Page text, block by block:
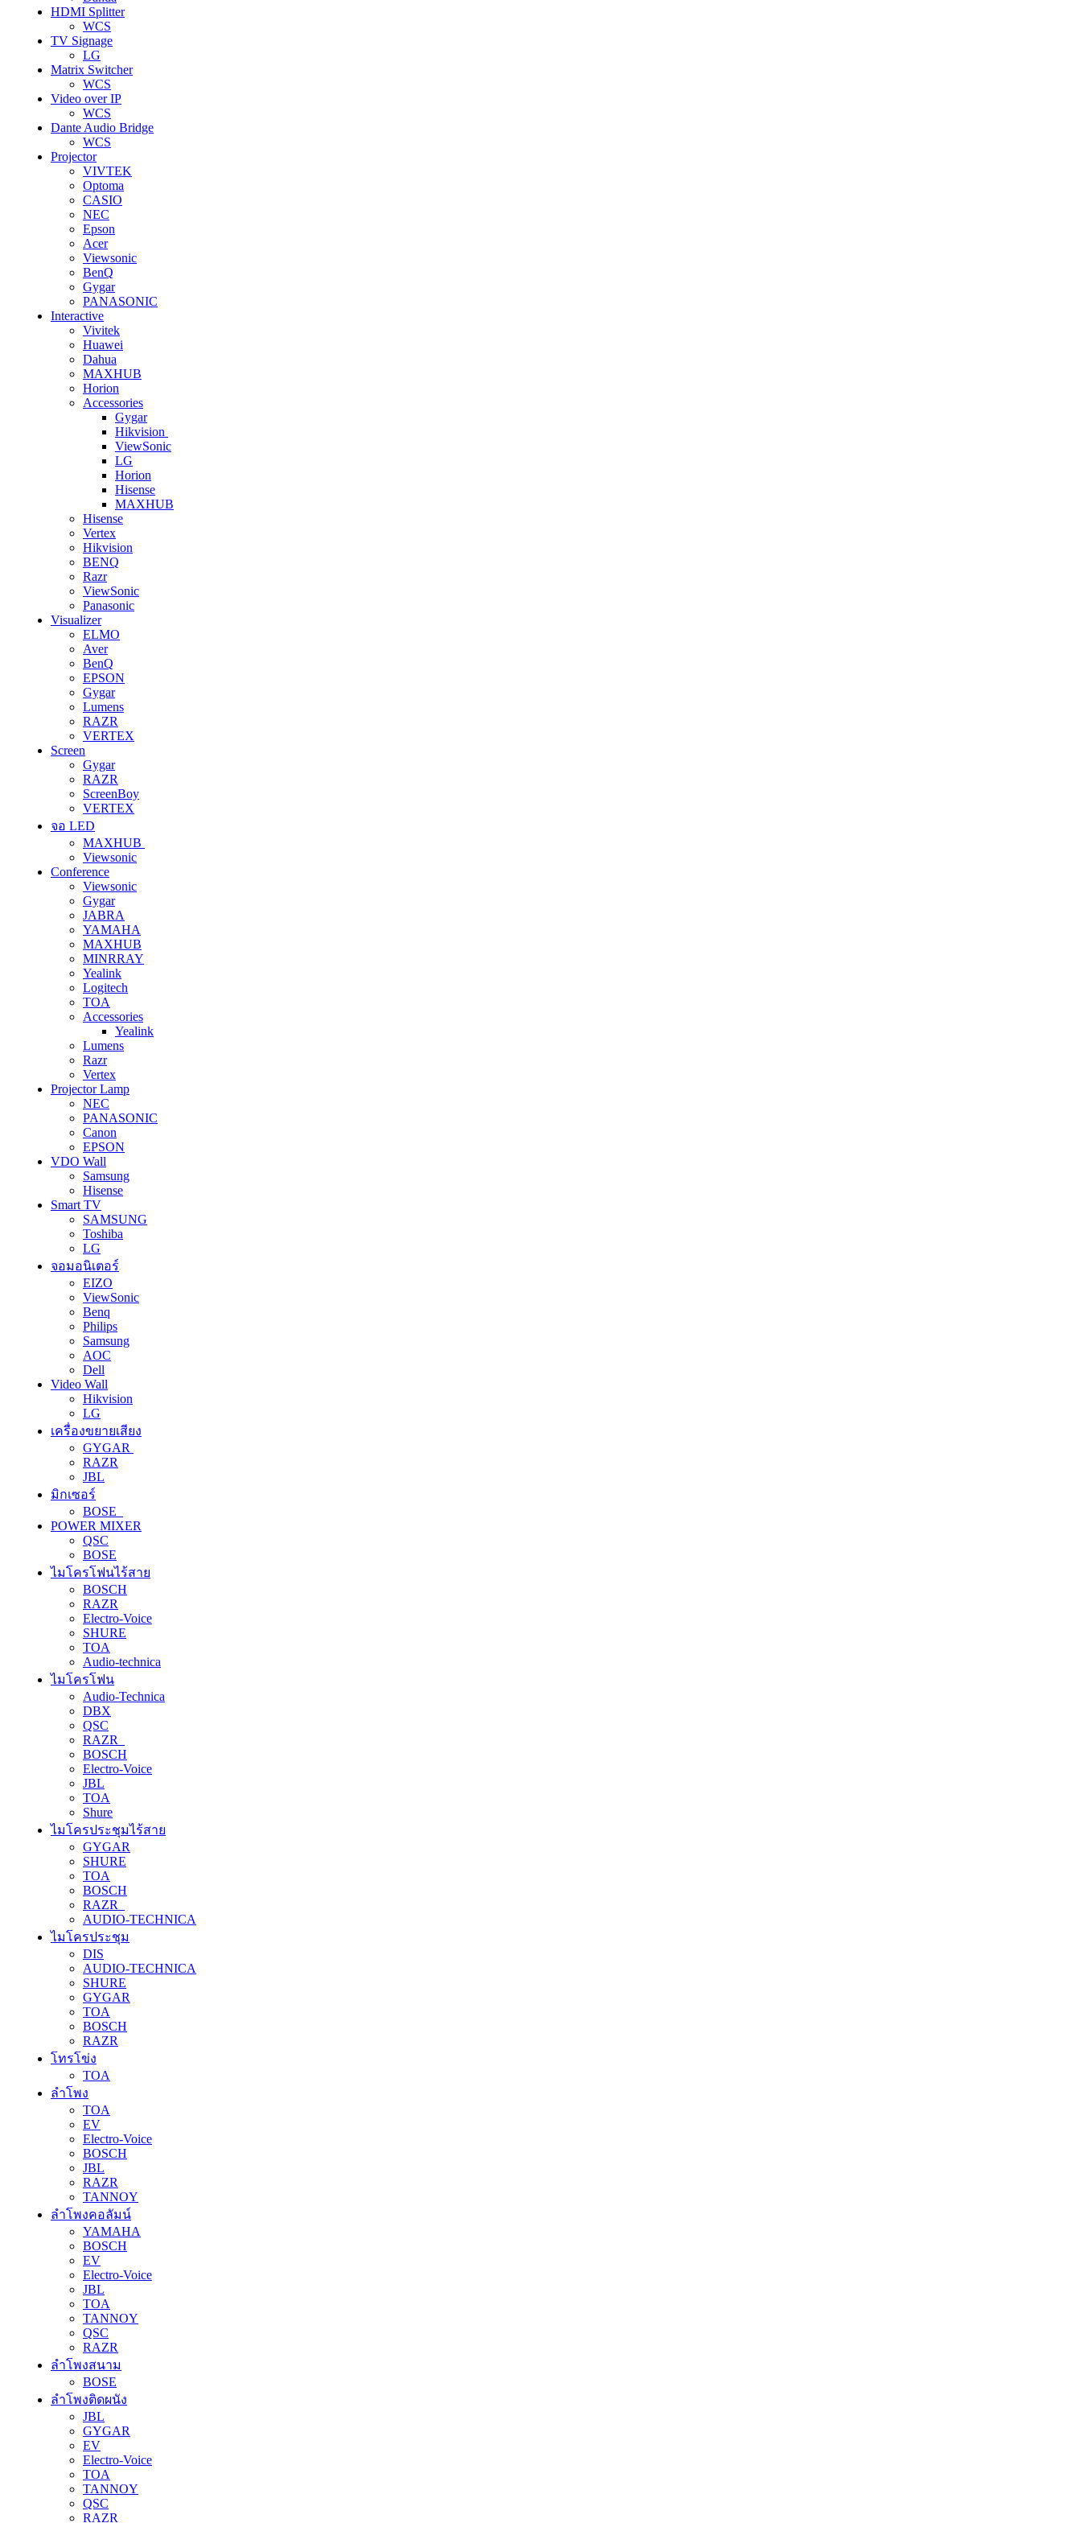
HDMI Splitter
WCS
TV Signage
LG
Matrix Switcher
WCS
Video over IP
WCS
Dante Audio Bridge
WCS
Projector
VIVTEK
Optoma
CASIO
NEC
Epson
Acer
Viewsonic
BenQ
Gygar
PANASONIC
Interactive
Vivitek
Huawei
Dahua
MAXHUB
Horion
Accessories
Gygar
Hikvision
ViewSonic
LG
Horion
Hisense
MAXHUB
Hisense
Vertex
Hikvision
BENQ
Razr
ViewSonic
Panasonic
Visualizer
ELMO
Aver
BenQ
EPSON
Gygar
Lumens
RAZR
VERTEX
Screen
Gygar
RAZR
ScreenBoy
VERTEX
จอ LED
MAXHUB
Viewsonic
Conference
Viewsonic
Gygar
JABRA
YAMAHA
MAXHUB
MINRRAY
Yealink
Logitech
TOA
Accessories
Yealink
Lumens
Razr
Vertex
Projector Lamp
NEC
PANASONIC
Canon
EPSON
VDO Wall
Samsung
Hisense
Smart TV
SAMSUNG
Toshiba
LG
จอมอนิเตอร์
EIZO
ViewSonic
Benq
Philips
Samsung
AOC
Dell
Video Wall
Hikvision
LG
เครื่องขยายเสียง
GYGAR
RAZR
JBL
มิกเซอร์
BOSE
POWER MIXER
QSC
BOSE
ไมโครโฟนไร้สาย
BOSCH
RAZR
Electro-Voice
SHURE
TOA
Audio-technica
ไมโครโฟน
Audio-Technica
DBX
QSC
RAZR
BOSCH
Electro-Voice
JBL
TOA
Shure
ไมโครประชุมไร้สาย
GYGAR
SHURE
TOA
BOSCH
RAZR
AUDIO-TECHNICA
ไมโครประชุม
DIS
AUDIO-TECHNICA
SHURE
GYGAR
TOA
BOSCH
RAZR
โทรโข่ง
TOA
ลำโพง
TOA
EV
Electro-Voice
BOSCH
JBL
RAZR
TANNOY
ลำโพงคอลัมน์
YAMAHA
BOSCH
EV
Electro-Voice
JBL
TOA
TANNOY
QSC
RAZR
ลำโพงสนาม
BOSE
ลำโพงติดผนัง
JBL
GYGAR
EV
Electro-Voice
TOA
TANNOY
QSC
RAZR